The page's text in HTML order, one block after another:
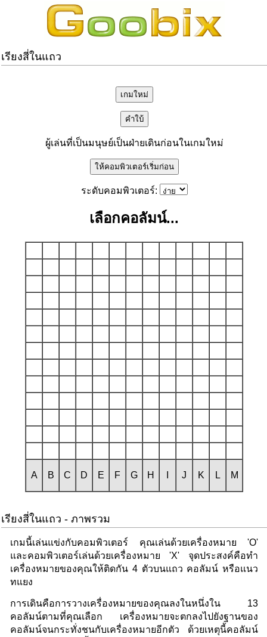
เรียงสี่ในแถว
ผู้เล่นที่เป็นมนุษย์เป็นฝ่ายเดินก่อนในเกมใหม่
ระดับคอมพิวเตอร์:
เลือกคอลัมน์...
A B C D E F G H J K L M
เรียงสี่ในแถว - ภาพรวม
เกมนี้เล่นแข่งกับคอมพิวเตอร์ คุณเล่นด้วยเครื่องหมาย 'O'
และคอมพิวเตอร์เล่นด้วยเครื่องหมาย 'X' จุดประสงค์คือทำ
เครื่องหมายของคุณให้ติดกัน 4 ตัวบนแถว คอลัมน์ หรือแนว
ทแยง
การเดินคือการวางเครื่องหมายของคุณลงในหนึ่งใน 13
คอลัมน์ตามที่คุณเลือก เครื่องหมายจะตกลงไปยังฐานของ
คอลัมน์จนกระทั่งชนกับเครื่องหมายอีกตัว ด้วยเหตุนี้คอลัมน์